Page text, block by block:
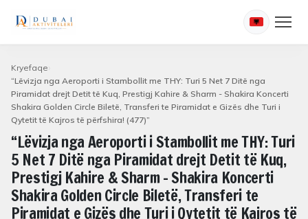
Kryefaqe
“Lëvizja nga Aeroporti i Stambollit me THY: Turi 5 Net 7 Ditë nga
Piramidat drejt Detit të Kuq, Prestigj Kahire & Sharm - Shakira Koncerti
Shakira Golden Circle Biletë, Transferi te Piramidat e Gizës dhe Turi i
Qytetit të Kajros të përfshira! (477)”
“Lëvizja nga Aeroporti i Stambollit me THY: Turi
5 Net 7 Ditë nga Piramidat drejt Detit të Kuq,
Prestigj Kahire & Sharm - Shakira Koncerti
Shakira Golden Circle Biletë, Transferi te
Piramidat e Gizës dhe Turi i Qytetit të Kajros të